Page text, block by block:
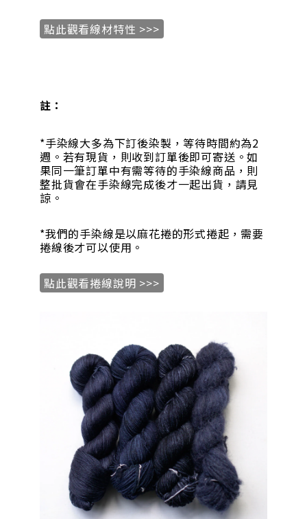
點此觀看線材特性 >>>
註：
*手染線大多為下訂後染製，等待時間約為2
週。若有現貨，則收到訂單後即可寄送。如
果同一筆訂單中有需等待的手染線商品，則
整批貨會在手染線完成後才一起出貨，請見
諒。
*我們的手染線是以麻花捲的形式捲起，需要
捲線後才可以使用。
點此觀看捲線說明 >>>